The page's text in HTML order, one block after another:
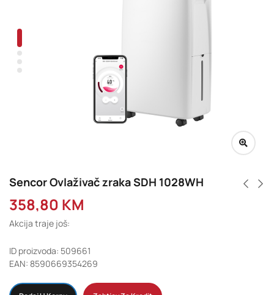
Sencor Ovlaživač zraka SDH 1028WH
358,80 KM
Akcija traje još:
ID proizvoda: 509661
EAN: 8590669354269